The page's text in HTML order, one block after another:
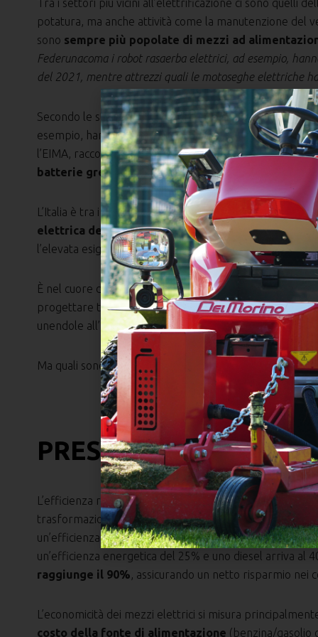
Tra i settori più vicini all’elettrificazione ci sono quelli
potatura, ma anche attività come la manutenzione del
sono sempre più popolate di mezzi ad
Federunacoma i robot rasaerba elettrici, ad esempio,
del 2021, mentre attrezzi quali le motoseghe elettriche
Secondo le statistiche Federunacoma nel corso del
esempio, hanno registrato una crescita record del
l’EIMA, raccontano diun’agricoltura sempre più
batterie green
.
L’Italia è tra i paesi nel mondo più impegnati in questa
elettrica dei mezzi pesanti come i trattori, una
l’elevata esigenza di potenza e autonomia che questi
È nel cuore della Toscana che si gioca la partita di Rino
progettare trattorini multifunzione full electric capaci di
unendole all’assenza di emissioni,
all’abbattimento
Ma quali sono i concreti benefici dell’elettrico e della
PRESTAZIONI E
L’efficienza raggiunta dai motori elettrici è una delle
trasformazione ecologica. L’uso di veicoli elettrici
un’efficienza superiore a molte altre soluzioni. Ad
un’efficienza energetica del 25% e uno diesel arriva al
raggiunge il 90%, assicurando un netto risparmio nei
L’economicità dei mezzi elettrici si misura
costo della fonte di alimentazione (benzina/gasolio